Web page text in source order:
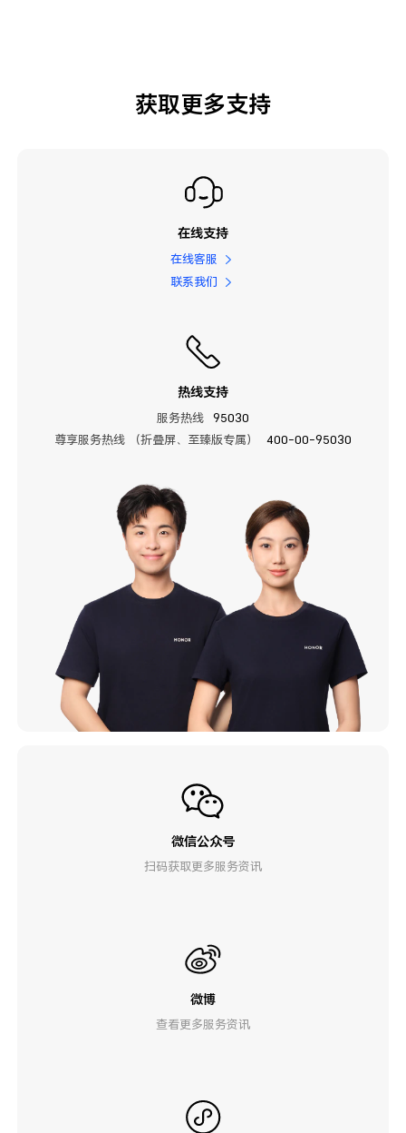
获取更多支持
在线支持
在线客服
联系我们
热线支持
服务热线
95030
尊享服务热线 （折叠屏、至臻版专属）
400-00-95030
微信公众号
扫码获取更多服务资讯
微博
查看更多服务资讯